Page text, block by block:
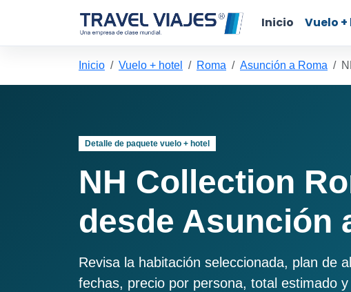
Inicio Vuelo
Inicio Vuelo + hotel Roma Asunción a Roma
Detalle de paquete vuelo + hotel
NH Collection
desde Asunción
Revisa la habitación seleccionada, plan de
fechas, precio por persona, total estimado